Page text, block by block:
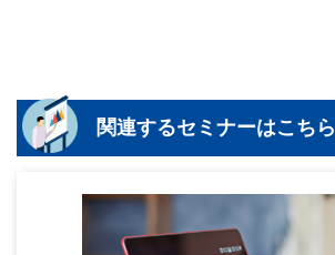
関連するセミナーはこちら